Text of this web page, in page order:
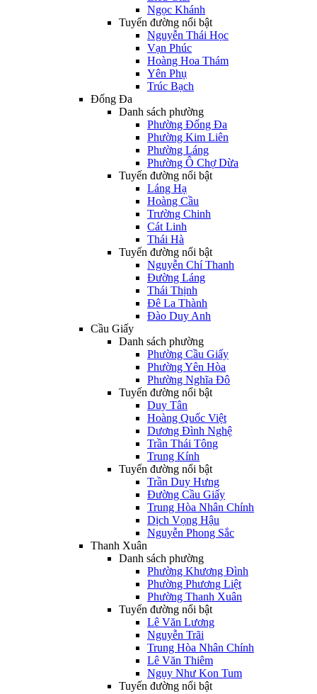
Ngọc Khánh
Tuyến đường nổi bật
Nguyễn Thái Học
Vạn Phúc
Hoàng Hoa Thám
Yên Phụ
Trúc Bạch
Đống Đa
Danh sách phường
Phường Đống Đa
Phường Kim Liên
Phường Láng
Phường Ô Chợ Dừa
Tuyến đường nổi bật
Láng Hạ
Hoàng Cầu
Trường Chinh
Cát Linh
Thái Hà
Tuyến đường nổi bật
Nguyễn Chí Thanh
Đường Láng
Thái Thịnh
Đê La Thành
Đào Duy Anh
Cầu Giấy
Danh sách phường
Phường Cầu Giấy
Phường Yên Hòa
Phường Nghĩa Đô
Tuyến đường nổi bật
Duy Tân
Hoàng Quốc Việt
Dương Đình Nghệ
Trần Thái Tông
Trung Kính
Tuyến đường nổi bật
Trần Duy Hưng
Đường Cầu Giấy
Trung Hòa Nhân Chính
Dịch Vọng Hậu
Nguyễn Phong Sắc
Thanh Xuân
Danh sách phường
Phường Khương Đình
Phường Phương Liệt
Phường Thanh Xuân
Tuyến đường nổi bật
Lê Văn Lương
Nguyễn Trãi
Trung Hòa Nhân Chính
Lê Văn Thiêm
Ngụy Như Kon Tum
Tuyến đường nổi bật